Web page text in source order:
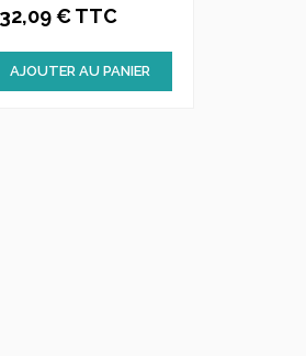
€ TTC
AJOUTER AU PANIER